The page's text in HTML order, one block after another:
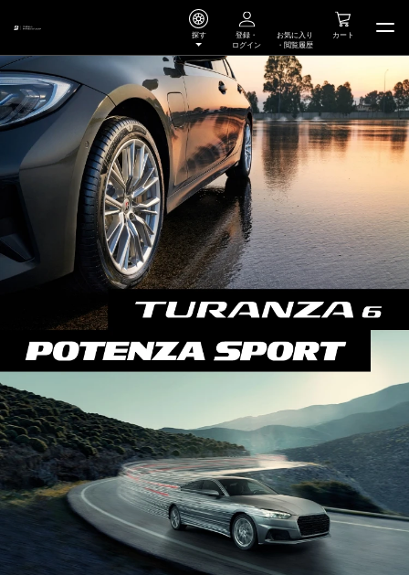
探す
登録・
ログイン
お気に入り
・ 閲覧履歴
カート